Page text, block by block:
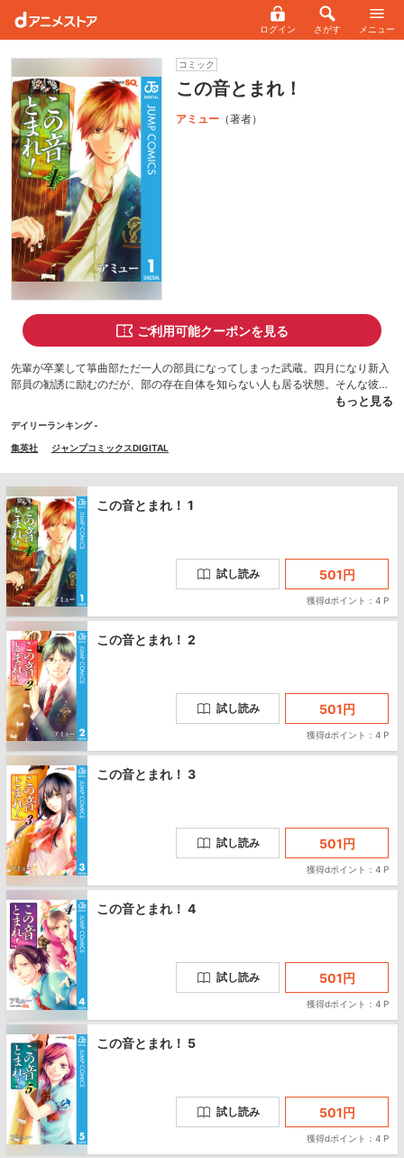
ログイン さがす メニュー
コミック
この音とまれ！
アミュー （著者）
ご利用可能クーポンを見る
先輩が卒業して箏曲部ただ一人の部員になってしまった武蔵。四月になり新入
部員の勧誘に励むのだが、部の存在自体を知らない人も居る状態。そんな彼の
前に現れた、見るからに不良で箏とは縁の無さそうな新入生が入部したいと言
もっと見る
デイリーランキング -
集英社 ジャンプコミックスDIGITAL
この音とまれ！ 1
試し読み 501円
獲得dポイント：4 P
この音とまれ！ 2
試し読み 501円
獲得dポイント：4 P
この音とまれ！ 3
試し読み 501円
獲得dポイント：4 P
この音とまれ！ 4
試し読み 501円
獲得dポイント：4 P
この音とまれ！ 5
試し読み 501円
獲得dポイント：4 P